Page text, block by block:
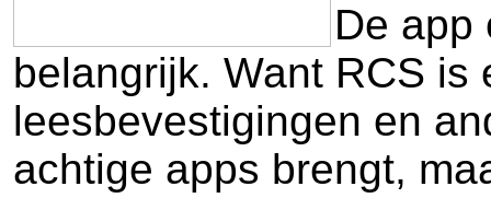
De app
belangrijk. Want RCS is
leesbevestigingen en
achtige apps brengt,